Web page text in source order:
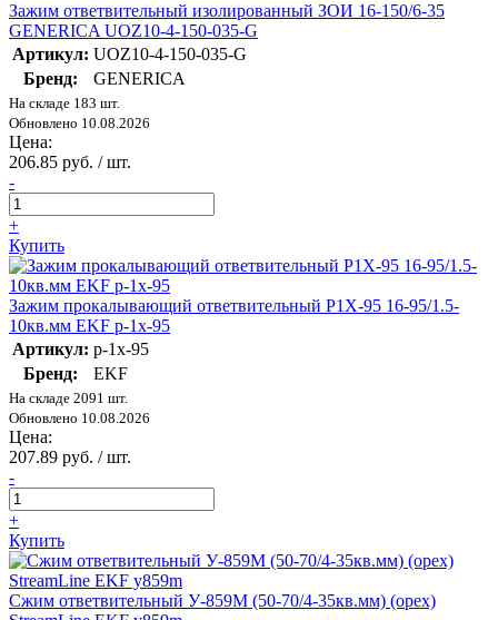
Зажим ответвительный изолированный ЗОИ 16-150/6-35
GENERICA UOZ10-4-150-035-G
Артикул: UOZ10-4-150-035-G
Бренд:
GENERICA
На складе 183 шт.
Обновлено 10.08.2026
Цена:
206.85 руб. / шт.
-
+
Купить
Зажим прокалывающий ответвительный P1X-95 16-95/1.5-
10кв.мм EKF p-1x-95
Артикул: p-1x-95
Бренд:
EKF
На складе 2091 шт.
Обновлено 10.08.2026
Цена:
207.89 руб. / шт.
-
+
Купить
Сжим ответвительный У-859М (50-70/4-35кв.мм) (орех)